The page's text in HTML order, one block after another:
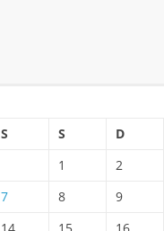
S S
D
1
2
7 8
9